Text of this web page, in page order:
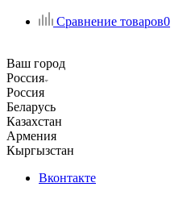
Сравнение товаров0
Ваш город
Россия
Россия
Беларусь
Казахстан
Армения
Кыргызстан
Вконтакте